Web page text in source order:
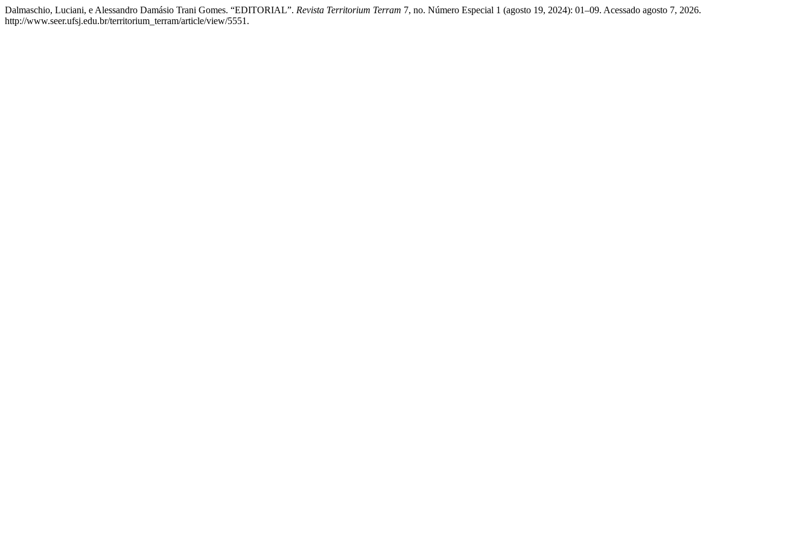
Dalmaschio, Luciani, e Alessandro Damásio Trani Gomes. “EDITORIAL”. Revista Territorium Terram 7, no. Número Especial 1 (agosto 19, 2024): 01–09. Acessado agosto 7, 2026.
http://www.seer.ufsj.edu.br/territorium_terram/article/view/5551.